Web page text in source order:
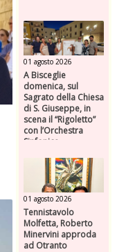
01 agosto 2026
A Bisceglie
domenica, sul
Sagrato della Chiesa
di S. Giuseppe, in
scena il “Rigoletto”
con l’Orchestra
Sinfonica
01 agosto 2026
Tennistavolo
Molfetta, Roberto
Minervini approda
ad Otranto